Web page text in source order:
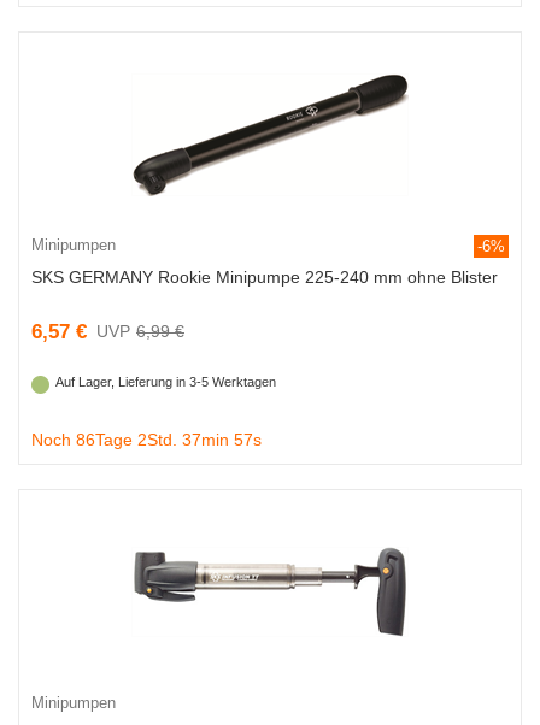
Minipumpen -6%
SKS GERMANY Rookie Minipumpe 225-240 mm ohne Blister
6,57 € 6,99 €
Auf Lager, Lieferung in 3-5 Werktagen
Noch 86Tage 2Std. 37min 56s
Minipumpen